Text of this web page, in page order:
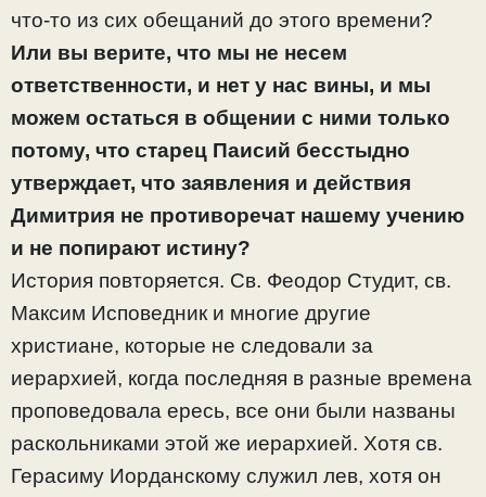
что-то из сих обещаний до этого времени?
Или вы верите, что мы не несем
ответственности, и нет у нас вины, и мы
можем остаться в общении с ними только
потому, что старец Паисий бесстыдно
утверждает, что заявления и действия
Димитрия не противоречат нашему учению
и не попирают истину?
История повторяется. Св. Феодор Студит, св.
Максим Исповедник и многие другие
христиане, которые не следовали за
иерархией, когда последняя в разные времена
проповедовала ересь, все они были названы
раскольниками этой же иерархией. Хотя св.
Герасиму Иорданскому служил лев, хотя он